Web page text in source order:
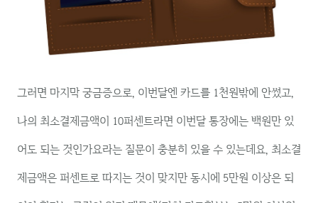
그러면 마지막 궁금증으로, 이번달엔 카드를 1천원밖에 안썼고,
나의 최소결제금액이 10퍼센트라면 이번달 통장에는 백원만 있
어도 되는 것인가요라는 질문이 충분히 있을 수 있는데요, 최소결
제금액은 퍼센트로 따지는 것이 맞지만 동시에 5만원 이상은 되